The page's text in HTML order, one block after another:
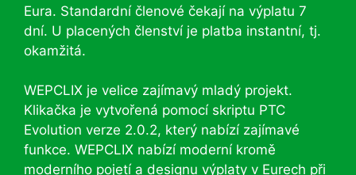
Eura. Standardní členové čekají na výplatu 7
dní. U placených členství je platba instantní, tj.
okamžitá.
WEPCLIX je velice zajímavý mladý projekt.
Klikačka je vytvořená pomocí skriptu PTC
Evolution verze 2.0.2, který nabízí zajímavé
funkce. WEPCLIX nabízí moderní kromě
moderního pojetí a designu výplaty v Eurech při